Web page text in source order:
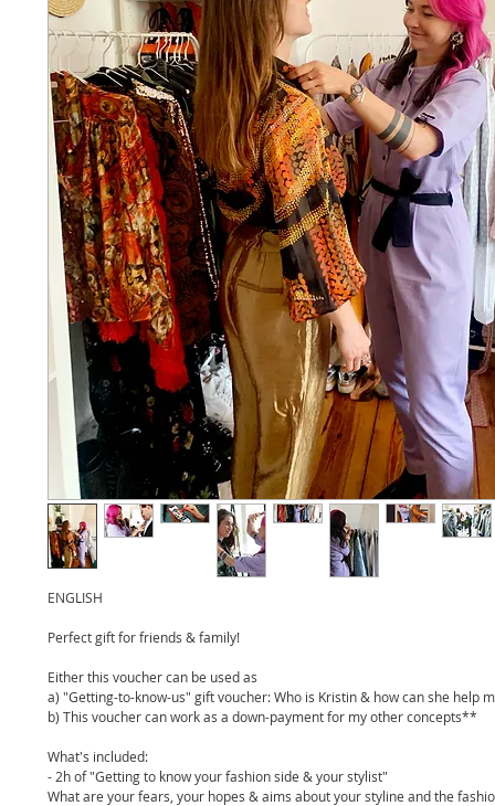
ENGLISH
Perfect gift for friends & family!
Either this voucher can be used as
a) "Getting-to-know-us" gift voucher: Who is Kristin & how can she help
b) This voucher can work as a down-payment for my other concepts**
What's included:
- 2h of "Getting to know your fashion side & your stylist"
What are your fears, your hopes & aims about your styline and the